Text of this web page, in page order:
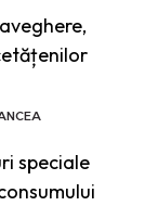
speciale